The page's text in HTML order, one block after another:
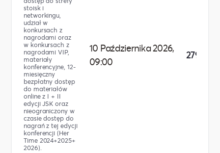
stoisk i
networkingu,
udział w
konkursach z
nagrodami oraz
w konkursach z
nagrodami VIP,
materiały
konferencyjne, 12-
miesięczny
bezpłatny dostęp
do materiałów
online z I + II
edycji JSK oraz
nieograniczony w
czasie dostęp do
nagrań z tej edycji
konferencji (Her
Time 2024+2025+
2026).
10 Października 2026,
09:00
279,00